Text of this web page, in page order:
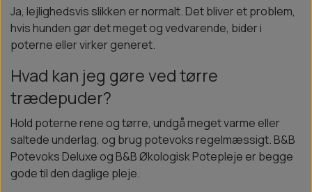
Ja, lejlighedsvis slikken er normalt. Det bliver et problem,
hvis hunden gør det meget og vedvarende, bider i
poterne eller virker generet.
Hvad kan jeg gøre ved tørre
trædepuder?
Hold poterne rene og tørre, undgå meget varme eller
saltede underlag, og brug potevoks regelmæssigt. B&B
Potevoks Deluxe og B&B Økologisk Potepleje er begge
gode til den daglige pleje.